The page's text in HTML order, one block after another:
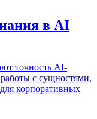
в AI
точность AI-
с сущностями,
корпоративных